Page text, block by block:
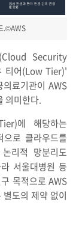
.©AWS
Security
티어(Low Tier)'
료기관이 AWS
의미한다.
에 해당하는
로 클라우드를
리적 망분리도
서울대병원 등
목적으로 AWS
도의 제약 없이